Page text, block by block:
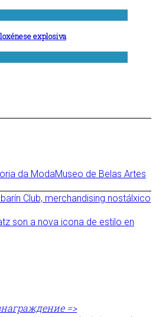
explosiva
da ModaMuseo de Belas Artes
Club, merchandising nostálxico
son a nova icona de estilo en
=>